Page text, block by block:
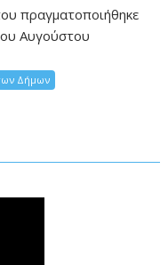
πραγματοποιήθηκε
Αυγούστου
Δήμων